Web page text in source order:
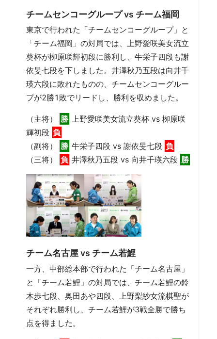
チームセンコーグループ vs チーム福岡
東京で行われた「チームセンコーグループ」と
「チーム福岡」の対局では、上野愛咲美女流立
葵杯が栁原咲輝初段に勝利し、牛栄子四段も謝
依旻七段を下しました。井澤秋乃五段は向井千
瑛六段に敗れたものの、チームセンコーグルー
プが2勝1敗でリードし、勝利を収めました。
（主将） 勝 上野愛咲美女流立葵杯 vs 栁原咲
輝初段 負
（副将）
勝 牛栄子四段 vs 謝依旻七段 負
（三将） 負 井澤秋乃五段 vs 向井千瑛六段 勝
チーム名古屋 vs チーム若鯉
一方、中部総本部で行われた「チーム名古屋」
と「チーム若鯉」の対局では、チーム若鯉の鈴
木歩七段、奥田あや四段、上野梨紗女流棋聖が
それぞれ勝利し、チーム若鯉が3戦全勝で勝ち
点を得ました。